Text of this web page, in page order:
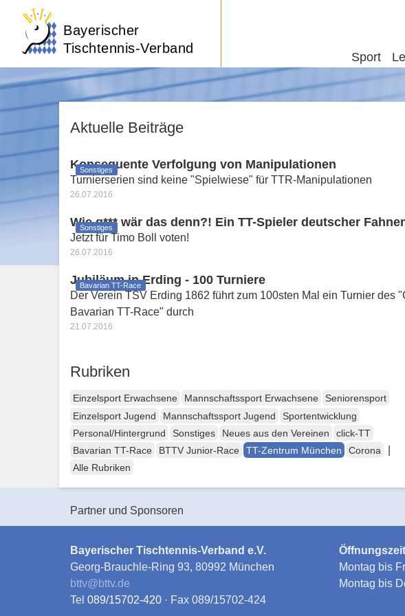
Bayerischer
Tischtennis-Verband
Sport
Aktuelle Beiträge
Sonstiges
Konsequente Verfolgung von Manipulationen
Turnierserien sind keine "Spielwiese" für TTR-Manipulationen
26.07.2016
Sonstiges
Wie g*** wär das denn?! Ein TT-Spieler deutscher
Jetzt für Timo Boll voten!
26.07.2016
Bavarian TT-Race
Jubiläum in Erding - 100 Turniere
Der Verein TSV Erding 1862 führt zum 100sten Mal ein Turnier des
Bavarian TT-Race" durch
21.07.2016
Rubriken
Einzelsport Erwachsene Mannschaftssport Erwachsene
Seniorensport
Einzelsport Jugend
Mannschaftssport Jugend
Sportentwicklung
Personal/Hintergrund
Sonstiges Neues aus den Vereinen
click-TT
Bavarian TT-Race
BTTV Junior-Race TT-Zentrum München Corona
Alle Rubriken
Partner und Sponsoren
Bayerischer Tischtennis-Verband e.V.
Georg-Brauchle-Ring 93, 80992 München
bttv@bttv.de
Tel 089/15702-420 · Fax 089/15702-424
Montag bis
Montag bis